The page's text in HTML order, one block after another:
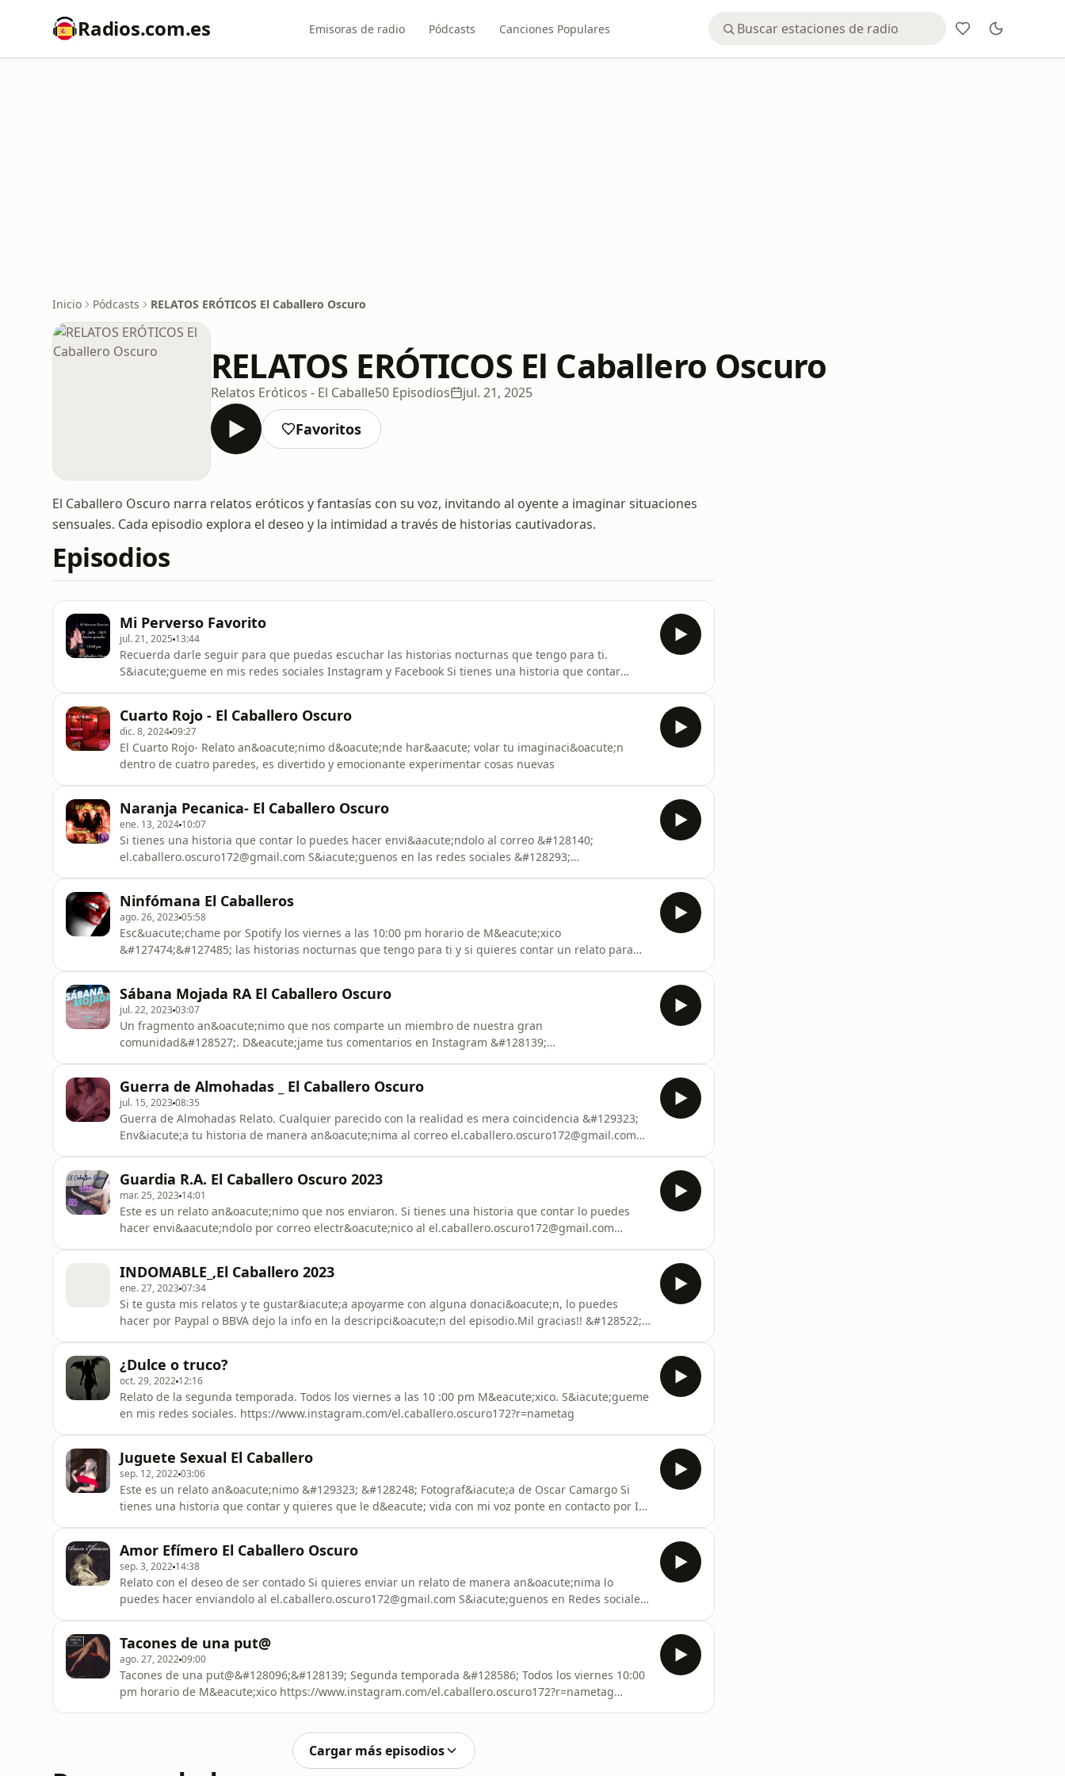
Radios.com.es Emisoras de radio Pódcasts Canciones Populares
Inicio Pódcasts RELATOS ERÓTICOS El Caballero Oscuro
RELATOS ERÓTICOS El Caballero Oscuro
Relatos Eróticos - El Caballe50 Episodios jul. 21, 2025
Favoritos
El Caballero Oscuro narra relatos eróticos y fantasías con su voz, invitando al oyente a imaginar situaciones
sensuales. Cada episodio explora el deseo y la intimidad a través de historias cautivadoras.
Episodios
Mi Perverso Favorito
jul. 21, 2025 13:44
Recuerda darle seguir para que puedas escuchar las historias nocturnas que tengo para ti.
S&iacute;gueme en mis redes sociales Instagram y Facebook Si tienes una historia que contar
Cuarto Rojo - El Caballero Oscuro
dic. 8, 202409:27
El Cuarto Rojo- Relato an&oacute;nimo d&oacute;nde har&aacute; volar tu imaginaci&oacute;n
dentro de cuatro paredes, es divertido y emocionante experimentar cosas nuevas
Naranja Pecanica- El Caballero Oscuro
ene. 13, 2024 10:07
Si tienes una historia que contar lo puedes hacer envi&aacute;ndolo al correo &#128140;
el.caballero.oscuro172@gmail.com S&iacute;guenos en las redes sociales &#128293;
Ninfómana El Caballeros
ago. 26, 202305:58
Esc&uacute;chame por Spotify los viernes a las 10:00 pm horario de M&eacute;xico
&#127474;&#127485; las historias nocturnas que tengo para ti y si quieres contar un relato para
Sábana Mojada RA El Caballero Oscuro
jul. 22, 202303:07
Un fragmento an&oacute;nimo que nos comparte un miembro de nuestra gran
comunidad&#128527;. D&eacute;jame tus comentarios en Instagram &#128139;
Guerra de Almohadas _ El Caballero Oscuro
jul. 15, 202308:35
Guerra de Almohadas Relato. Cualquier parecido con la realidad es mera coincidencia &#129323;
Env&iacute;a tu historia de manera an&oacute;nima al correo el.caballero.oscuro172@gmail.com
Guardia R.A. El Caballero Oscuro 2023
mar. 25, 2023 14:01
Este es un relato an&oacute;nimo que nos enviaron. Si tienes una historia que contar lo puedes
hacer envi&aacute;ndolo por correo electr&oacute;nico al el.caballero.oscuro172@gmail.com
INDOMABLE_,El Caballero 2023
ene. 27, 202307:34
Si te gusta mis relatos y te gustar&iacute;a apoyarme con alguna donaci&oacute;n, lo puedes
hacer por Paypal o BBVA dejo la info en la descripci&oacute;n del episodio.Mil gracias!! &#128522;
¿Dulce o truco?
oct. 29, 2022 12:16
Relato de la segunda temporada. Todos los viernes a las 10 :00 pm M&eacute;xico. S&iacute;gueme
en mis redes sociales. https://www.instagram.com/el.caballero.oscuro172?r=nametag
Juguete Sexual El Caballero
sep. 12, 202203:06
Este es un relato an&oacute;nimo &#129323; &#128248; Fotograf&iacute;a de Oscar Camargo Si
tienes una historia que contar y quieres que le d&eacute; vida con mi voz ponte en contacto por IG
https://onlyfans.com/elcaballeroosc
Amor Efímero El Caballero Oscuro
sep. 3, 2022 14:38
Relato con el deseo de ser contado Si quieres enviar un relato de manera an&oacute;nima lo
puedes hacer enviandolo al el.caballero.oscuro172@gmail.com S&iacute;guenos en Redes sociales
Tacones de una put@
ago. 27, 202209:00
Tacones de una put@&#128096;&#128139; Segunda temporada &#128586; Todos los viernes 10:00
pm horario de M&eacute;xico https://www.instagram.com/el.caballero.oscuro172?r=nametag
Cargar más episodios